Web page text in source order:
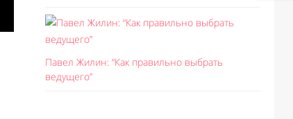
Павел Жилин: “Как правильно выбрать
ведущего”